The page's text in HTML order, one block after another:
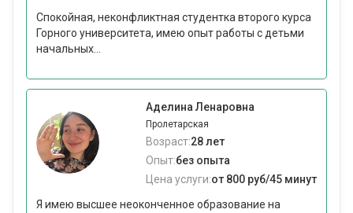
Спокойная, неконфликтная студентка второго курса
Горного университета, имею опыт работы с детьми
начальных...
Аделина Ленаровна
Пролетарская
Возраст:28 лет
Опыт:без опыта
Цена услуги:от 800 руб/45 минут
Я имею высшее неоконченное образование на